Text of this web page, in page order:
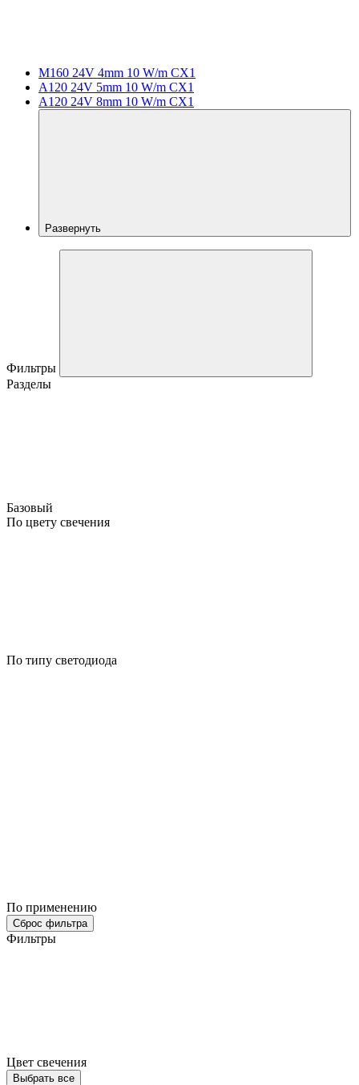
M160 24V 4mm 10 W/m CX1
A120 24V 5mm 10 W/m CX1
A120 24V 8mm 10 W/m CX1
Развернуть
Фильтры
Разделы
Базовый
По цвету свечения
По типу светодиода
По применению
Сброс фильтра
Фильтры
Цвет свечения
Выбрать все